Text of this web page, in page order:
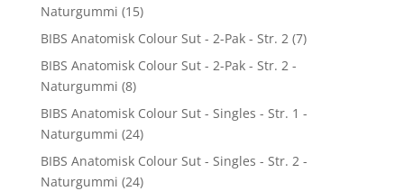
Naturgummi (15)
BIBS Anatomisk Colour Sut - 2-Pak - Str. 2 (7)
BIBS Anatomisk Colour Sut - 2-Pak - Str. 2 -
Naturgummi (8)
BIBS Anatomisk Colour Sut - Singles - Str. 1 -
Naturgummi (24)
BIBS Anatomisk Colour Sut - Singles - Str. 2 -
Naturgummi (24)